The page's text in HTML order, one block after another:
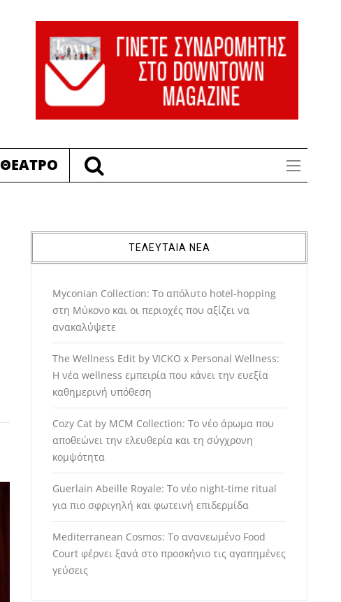
ΘΕΑΤΡΟ
ΤΕΛΕΥΤΑΙΑ ΝΕΑ
Myconian Collection: Το απόλυτο hotel-hopping
στη Μύκονο και οι περιοχές που αξίζει να
ανακαλύψετε
The Wellness Edit by VICKO x Personal Wellness:
Η νέα wellness εμπειρία που κάνει την ευεξία
καθημερινή υπόθεση
Cozy Cat by MCM Collection: Το νέο άρωμα που
αποθεώνει την ελευθερία και τη σύγχρονη
κομψότητα
Guerlain Abeille Royale: Το νέο night-time ritual
για πιο σφριγηλή και φωτεινή επιδερμίδα
Mediterranean Cosmos: Το ανανεωμένο Food
Court φέρνει ξανά στο προσκήνιο τις αγαπημένες
γεύσεις